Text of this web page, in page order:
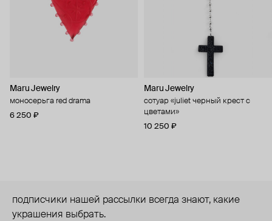
Maru Jewelry
моносерьга red drama
6 250 ₽
Maru Jewelry
сотуар «juliet черный крест с
цветами»
10 250 ₽
подписчики нашей рассылки всегда знают, какие
украшения выбрать.